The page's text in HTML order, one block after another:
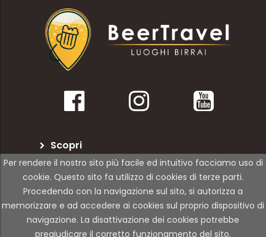
Per rendere il nostro sito più facile ed intuitivo facciamo uso di
cookie. Questo sito fa utilizzo di cookies di terze parti.
Procedendo con la navigazione sul sito, si autorizza a
memorizzare e ad accedere ai cookies sul proprio dispositivo di
navigazione. La disattivazione dei cookies potrebbe
pregiudicare il corretto funzionamento del sito.
Scopri
BeerTravel
Per le attività